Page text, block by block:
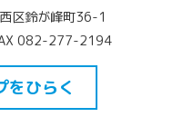
区鈴が峰町36-1
082-277-2194
をひらく